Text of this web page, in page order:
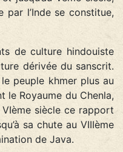
par l’Inde se constitue,
de culture hindouiste
dérivée du sanscrit.
peuple khmer plus au
le Royaume du Chenla,
siècle ce rapport
sa chute au VIIIème
de Java.